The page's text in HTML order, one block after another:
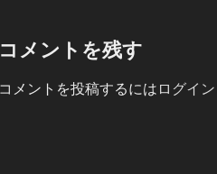
コメントを残す
コメントを投稿するには ログイン